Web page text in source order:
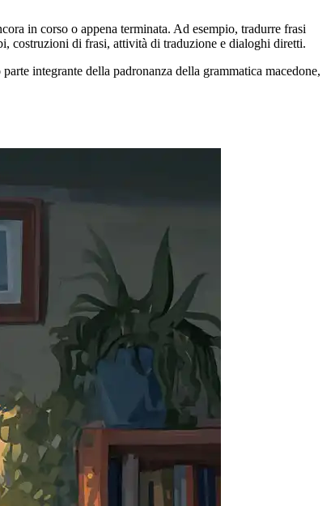
in corso o appena terminata. Ad esempio, tradurre frasi
costruzioni di frasi, attività di traduzione e dialoghi diretti.
integrante della padronanza della grammatica macedone,